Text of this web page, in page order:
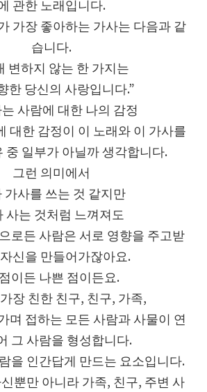
관한 노래입니다.
가장 좋아하는 가사는 다음과 같
습니다.
변하지 않는 한 가지는
한 당신의 사랑입니다.”
사람에 대한 나의 감정
대한 감정이 이 노래와 이 가사를
중 일부가 아닐까 생각합니다.
그런 의미에서
가사를 쓰는 것 같지만
사는 것처럼 느껴져도
로든 사람은 서로 영향을 주고받
신을 만들어가잖아요.
이든 나쁜 점이든요.
장 친한 친구, 친구, 가족,
며 접하는 모든 사람과 사물이 연
그 사람을 형성합니다.
을 인간답게 만드는 요소입니다.
뿐만 아니라 가족, 친구, 주변 사